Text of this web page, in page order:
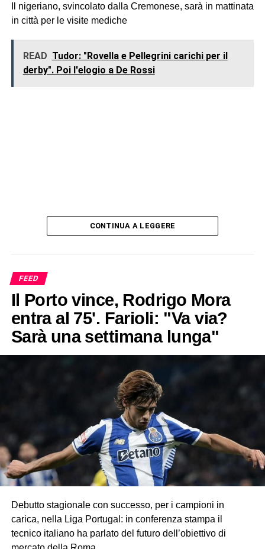
Il nigeriano, svincolato dalla Cremonese, sarà in mattinata
in città per le visite mediche
READ Tudor: "Rovella e Pellegrini carichi per il
derby". Poi l'elogio a De Rossi
CONTINUA A LEGGERE
FEED
Il Porto vince, Rodrigo Mora
entra al 75'. Farioli: "Va via?
Sarà una settimana lunga"
Debutto stagionale con successo, per i campioni in
carica, nella Liga Portugal: in conferenza stampa il
tecnico italiano ha parlato del futuro dell’obiettivo di